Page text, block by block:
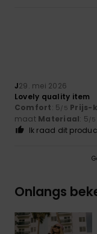
J29. mei 2026
Lovely quality item
Comfort: 5/5 Prijs-
maat Materiaal: 5/5
Ik raad dit
Onlangs